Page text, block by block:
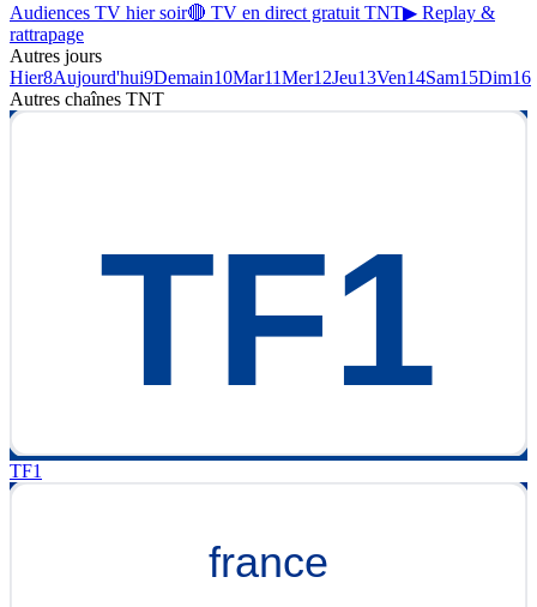
Audiences TV hier soir🔴 TV en direct gratuit TNT▶ Replay &
rattrapage
Autres jours
Hier8Aujourd'hui9Demain10Mar11Mer12Jeu13Ven14Sam15Dim16
Autres chaînes TNT
TF1